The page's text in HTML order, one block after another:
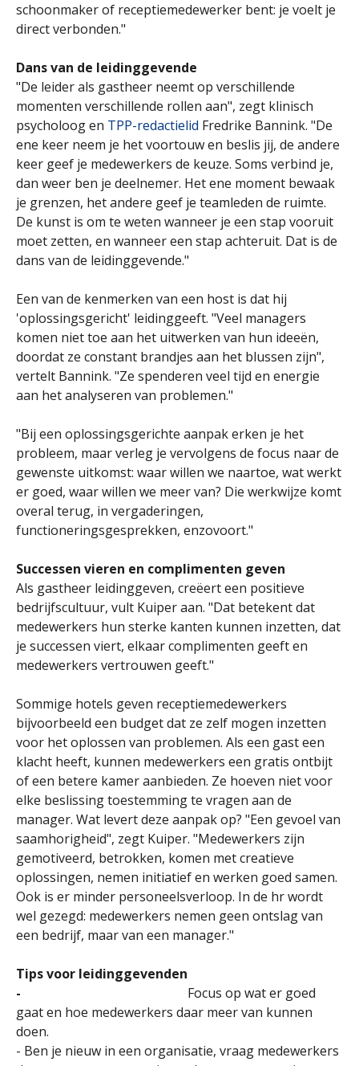
schoonmaker of receptiemedewerker bent: je voelt je
direct verbonden."
Dans van de leidinggevende
"De leider als gastheer neemt op verschillende
momenten verschillende rollen aan", zegt klinisch
psycholoog en TPP-redactielid Fredrike Bannink. "De
ene keer neem je het voortouw en beslis jij, de andere
keer geef je medewerkers de keuze. Soms verbind je,
dan weer ben je deelnemer. Het ene moment bewaak
je grenzen, het andere geef je teamleden de ruimte.
De kunst is om te weten wanneer je een stap vooruit
moet zetten, en wanneer een stap achteruit. Dat is de
dans van de leidinggevende."
Een van de kenmerken van een host is dat hij
'oplossingsgericht' leidinggeeft. "Veel managers
komen niet toe aan het uitwerken van hun ideeën,
doordat ze constant brandjes aan het blussen zijn",
vertelt Bannink. "Ze spenderen veel tijd en energie
aan het analyseren van problemen."
"Bij een oplossingsgerichte aanpak erken je het
probleem, maar verleg je vervolgens de focus naar de
gewenste uitkomst: waar willen we naartoe, wat werkt
er goed, waar willen we meer van? Die werkwijze komt
overal terug, in vergaderingen,
functioneringsgesprekken, enzovoort."
Successen vieren en complimenten geven
Als gastheer leidinggeven, creëert een positieve
bedrijfscultuur, vult Kuiper aan. "Dat betekent dat
medewerkers hun sterke kanten kunnen inzetten, dat
je successen viert, elkaar complimenten geeft en
medewerkers vertrouwen geeft."
Sommige hotels geven receptiemedewerkers
bijvoorbeeld een budget dat ze zelf mogen inzetten
voor het oplossen van problemen. Als een gast een
klacht heeft, kunnen medewerkers een gratis ontbijt
of een betere kamer aanbieden. Ze hoeven niet voor
elke beslissing toestemming te vragen aan de
manager. Wat levert deze aanpak op? "Een gevoel van
saamhorigheid", zegt Kuiper. "Medewerkers zijn
gemotiveerd, betrokken, komen met creatieve
oplossingen, nemen initiatief en werken goed samen.
Ook is er minder personeelsverloop. In de hr wordt
wel gezegd: medewerkers nemen geen ontslag van
een bedrijf, maar van een manager."
Tips voor leidinggevenden
-
Focus op wat er goed
gaat en hoe medewerkers daar meer van kunnen
doen.
- Ben je nieuw in een organisatie, vraag medewerkers